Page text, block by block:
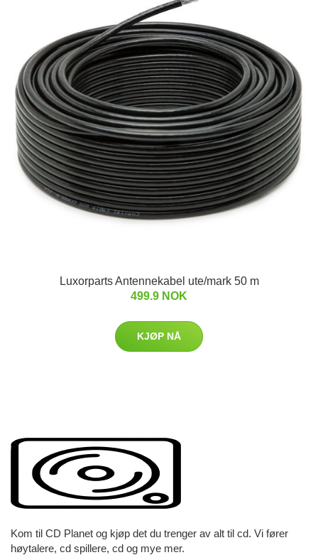
Luxorparts Antennekabel ute/mark 50 m
499.9 NOK
KJØP NÅ
Kom til CD Planet og kjøp det du trenger av alt til cd. Vi fører
høytalere, cd spillere, cd og mye mer.